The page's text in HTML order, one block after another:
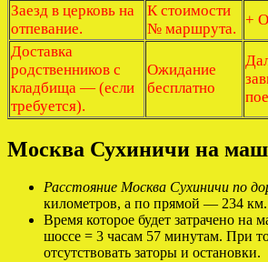
Заезд в церковь на
отпевание.
К стоимости
№ маршрута.
+
Доставка
родственников с
кладбища — (если
требуется).
Ожидание
бесплатно
Москва Сухиничи на
Расстояние Москва Сухиничи по
километров, а по прямой — 234 км.
Время которое будет затрачено на
шоссе = 3 часам 57 минутам. При
отсутствовать заторы и остановки.